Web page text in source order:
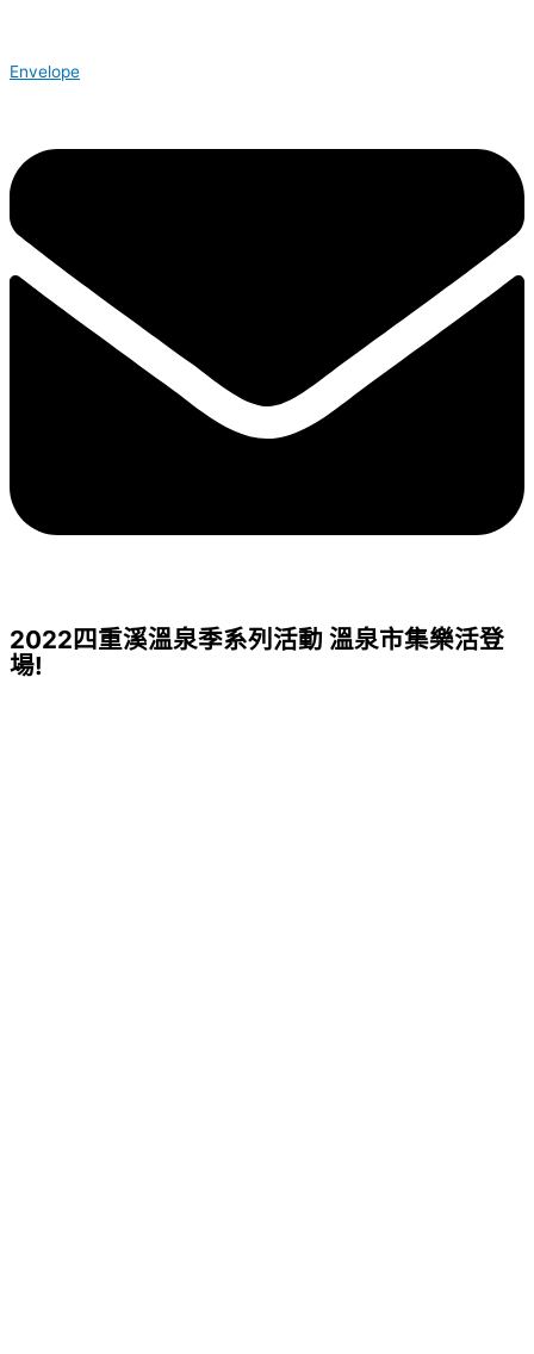
Envelope
2022四重溪溫泉季系列活動 溫泉市集樂活登
場!